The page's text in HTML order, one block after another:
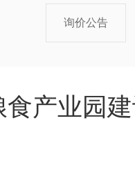
询价公告
食产业园